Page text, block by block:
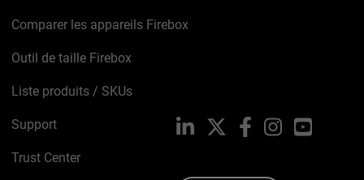
Comparer les appareils Firebox
Outil de taille Firebox
Liste produits / SKUs
Support
Trust Center
LinkedIn FacebookInstagramYouTube